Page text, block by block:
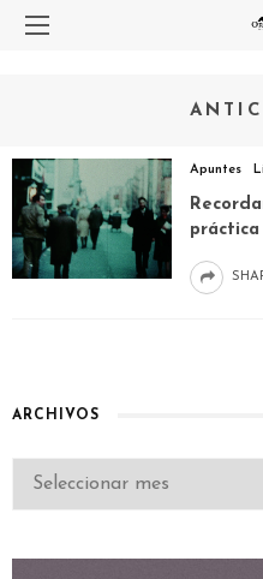
Apuntes
práctica
ARCHIVOS